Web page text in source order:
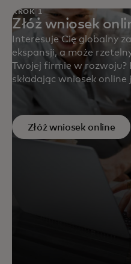
KROK 1
Złóż wniosek
Interesuje Cię globalny
ekspansji, a może
Twojej firmie w rozwoju?
składając wniosek online
Złóż wniosek online